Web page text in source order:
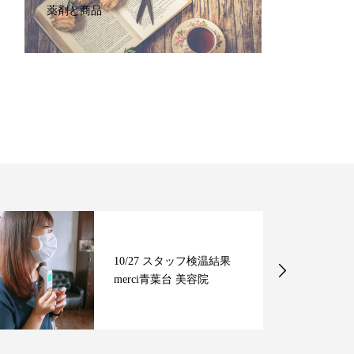
薬剤と商品
10/27 スタッフ検温結果
merci青葉台 美容院